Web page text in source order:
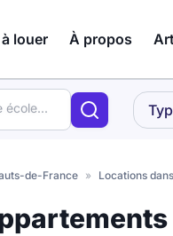
louer À propos
de-France » Locations